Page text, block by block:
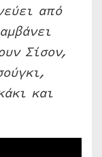
από
Σίσον,
και